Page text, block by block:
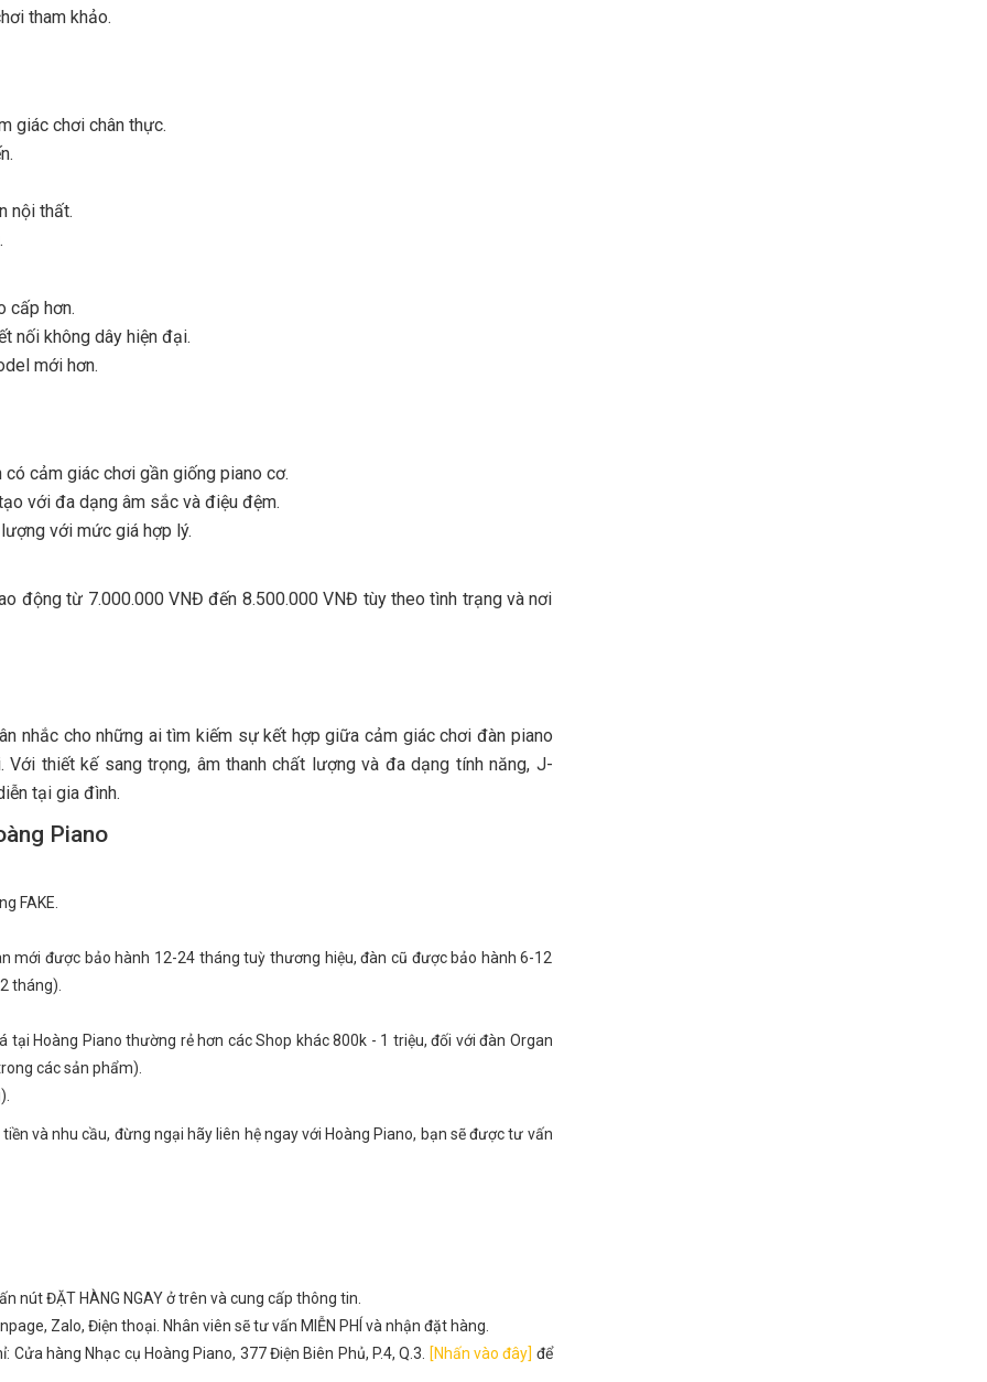
tham khảo.
giác chơi chân thực.
nội thất.
cấp hơn.
nối không dây hiện đại.
mới hơn.
cảm giác chơi gần giống piano cơ.
với đa dạng âm sắc và điệu đệm.
với mức giá hợp lý.
động từ 7.000.000 VNĐ đến 8.500.000 VNĐ tùy theo tình trạng và nơi
nhắc cho những ai tìm kiếm sự kết hợp giữa cảm giác chơi đàn piano
Với thiết kế sang trọng, âm thanh chất lượng và đa dạng tính năng, J-
tại gia đình.
Piano
FAKE.
mới được bảo hành 12-24 tháng tuỳ thương hiệu, đàn cũ được bảo hành 6-12
tháng).
tại Hoàng Piano thường rẻ hơn các Shop khác 800k - 1 triệu, đối với đàn Organ
các sản phẩm).
và nhu cầu, đừng ngại hãy liên hệ ngay với Hoàng Piano, bạn sẽ được tư vấn
nút ĐẶT HÀNG NGAY ở trên và cung cấp thông tin.
Zalo, Điện thoại. Nhân viên sẽ tư vấn MIỄN PHÍ và nhận đặt hàng.
hàng Nhạc cụ Hoàng Piano, 377 Điện Biên Phủ, P.4, Q.3.
[Nhấn vào đây] để